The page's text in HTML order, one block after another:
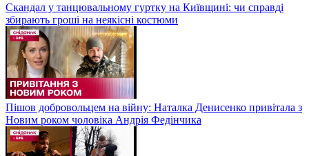
Скандал у танцювальному гуртку на Київщині: чи справді
збирають гроші на неякісні костюми
Пішов добровольцем на війну: Наталка Денисенко привітала з
Новим роком чоловіка Андрія Федінчика